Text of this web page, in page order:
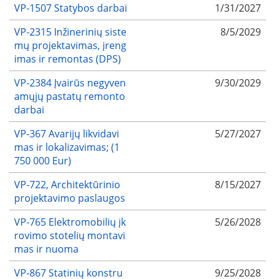
VP-1507 Statybos darbai
1/31/2027
VP-2315 Inžinerinių siste
mų projektavimas, įreng
imas ir remontas (DPS)
8/5/2029
VP-2384 Įvairūs negyven
amųjų pastatų remonto
darbai
9/30/2029
VP-367 Avarijų likvidavi
mas ir lokalizavimas; (1
750 000 Eur)
5/27/2027
VP-722, Architektūrinio
projektavimo paslaugos
8/15/2027
VP-765 Elektromobilių įk
rovimo stotelių montavi
mas ir nuoma
5/26/2028
VP-867 Statinių konstru
9/25/2028